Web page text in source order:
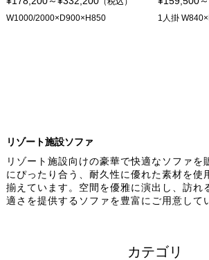
W1000/2000×D900×H850
1人掛
リゾート施設ソファ
リゾート施設向けの豪華で快適なソファを
にぴったり合う、耐久性に優れた素材を使
揃えています。空間を優雅に演出し、訪れ
適さを提供するソファを豊富にご用意して
カテゴリ